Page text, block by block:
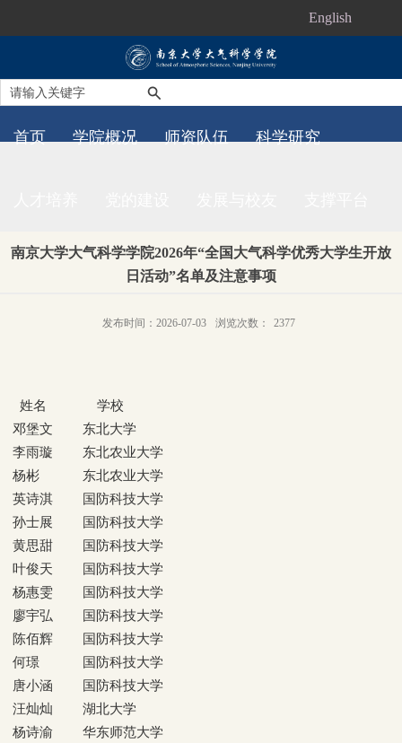
English
首页 学院概况 师资队伍 科学研究
南京大学大气科学学院2026年“全国大气科学优秀大学生开放
日活动”名单及注意事项
发布时间：2026-07-03 浏览次数： 2377
姓名
学校
邓堡文
东北大学
李雨璇
东北农业大学
杨彬
东北农业大学
英诗淇
国防科技大学
孙士展
国防科技大学
黄思甜
国防科技大学
叶俊天
国防科技大学
杨惠雯
国防科技大学
廖宇弘
国防科技大学
陈佰辉
国防科技大学
何璟
国防科技大学
唐小涵
国防科技大学
汪灿灿
湖北大学
杨诗渝
华东师范大学